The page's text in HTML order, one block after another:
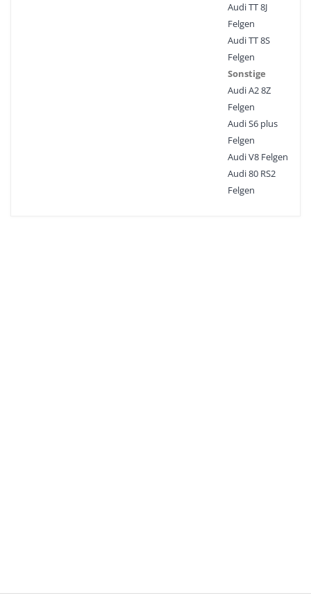
Audi TT 8J
Felgen
Audi TT 8S
Felgen
Sonstige
Audi A2 8Z
Felgen
Audi S6 plus
Felgen
Audi V8 Felgen
Audi 80 RS2
Felgen